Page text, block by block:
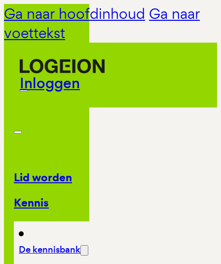
Ga naar hoofdinhoud Ga naar
voettekst
Inloggen
Lid worden
Kennis
De kennisbank